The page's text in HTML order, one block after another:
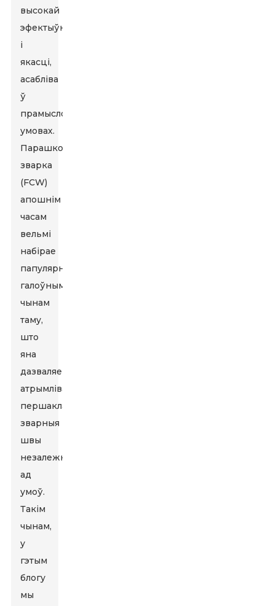
высокай
эфектыўнасці
і
якасці,
асабліва
ў
прамысловых
умовах.
Парашковая
зварка
(FCW)
апошнім
часам
вельмі
набірае
папулярнасць,
галоўным
чынам
таму,
што
яна
дазваляе
атрымліваць
першакласныя
зварныя
швы
незалежна
ад
умоў.
Такім
чынам,
у
гэтым
блогу
мы